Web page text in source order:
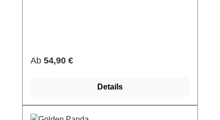
Regulärer Preis:
Ab 54,90 €
Details